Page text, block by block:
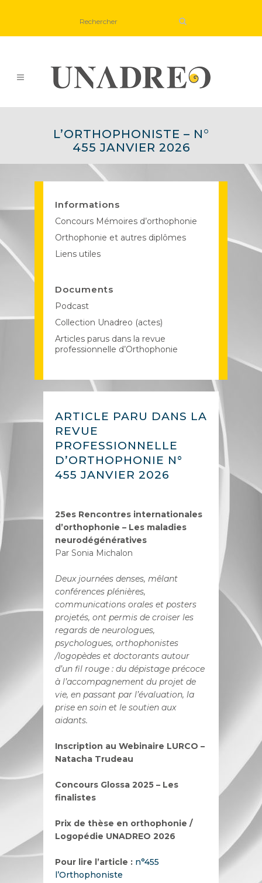
L’ORTHOPHONISTE – N°
455 JANVIER 2026
Informations
Concours Mémoires d’orthophonie
Orthophonie et autres diplômes
Liens utiles
Documents
Podcast
Collection Unadreo (actes)
Articles parus dans la revue
professionnelle d’Orthophonie
ARTICLE PARU DANS LA
REVUE
PROFESSIONNELLE
D’ORTHOPHONIE N°
455 JANVIER 2026
25es Rencontres internationales
d’orthophonie – Les maladies
neurodégénératives
Par Sonia Michalon
Deux journées denses, mêlant
conférences plénières,
communications orales et posters
projetés, ont permis de croiser les
regards de neurologues,
psychologues, orthophonistes
/logopèdes et doctorants autour
d’un fil rouge : du dépistage précoce
à l’accompagnement du projet de
vie, en passant par l’évaluation, la
prise en soin et le soutien aux
aidants.
Inscription au Webinaire LURCO –
Natacha Trudeau
Concours Glossa 2025 – Les
finalistes
Prix de thèse en orthophonie /
Logopédie UNADREO 2026
Pour lire l’article : n°455
l’Orthophoniste